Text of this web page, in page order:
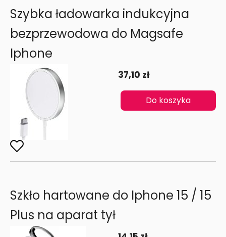
Szybka ładowarka indukcyjna
bezprzewodowa do Magsafe
Iphone
37,10 zł
Do koszyka
Szkło hartowane do Iphone 15 / 15
Plus na aparat tył